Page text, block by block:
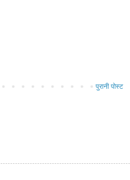
पुरानी पोस्ट